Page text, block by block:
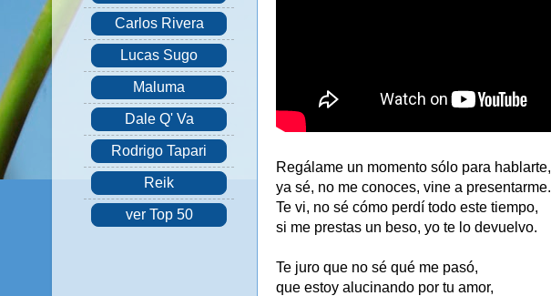
Regálame un momento sólo para hablarte,
ya sé, no me conoces, vine a presentarme.
Te vi, no sé cómo perdí todo este tiempo,
si me prestas un beso, yo te lo devuelvo.
Te juro que no sé qué me pasó,
que estoy alucinando por tu amor,
Carlos Rivera
Lucas Sugo
Maluma
Dale Q' Va
Rodrigo Tapari
Reik
ver Top 50